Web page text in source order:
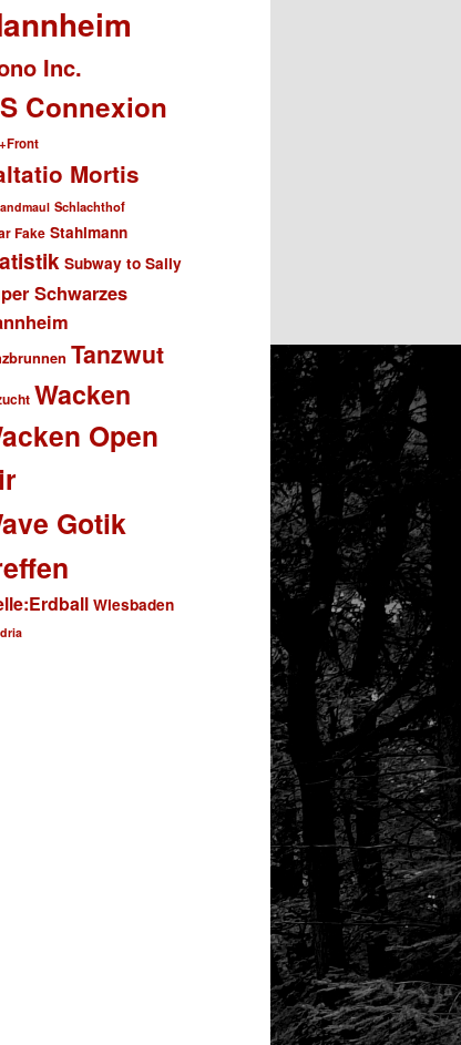
Inc.
Connexion
Mortis
Schlachthof
Fake Stahlmann
Subway to Sally
Schwarzes
Tanzwut
Wacken
Open
Gotik
Wiesbaden